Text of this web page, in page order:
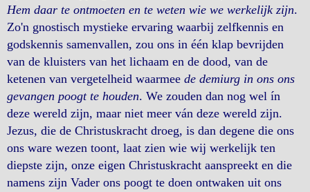
Hem daar te ontmoeten en te weten wie we werkelijk zijn.
Zo'n gnostisch mystieke ervaring waarbij zelfkennis en
godskennis samenvallen, zou ons in één klap bevrijden
van de kluisters van het lichaam en de dood, van de
ketenen van vergetelheid waarmee de demiurg in ons ons
gevangen poogt te houden. We zouden dan nog wel ín
deze wereld zijn, maar niet meer ván deze wereld zijn.
Jezus, die de Christuskracht droeg, is dan degene die ons
ons ware wezen toont, laat zien wie wij werkelijk ten
diepste zijn, onze eigen Christuskracht aanspreekt en die
namens zijn Vader ons poogt te doen ontwaken uit ons